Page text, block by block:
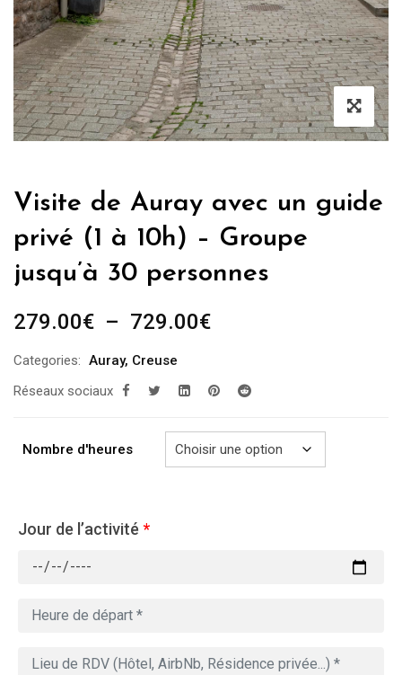
Visite de Auray avec un guide
privé (1 à 10h) – Groupe
jusqu’à 30 personnes
279.00€ – 729.00€Plage
279.00€
729.00€
Categories: Auray, Creuse
Réseaux sociaux
Nombre d'heures
Jour de l’activité *